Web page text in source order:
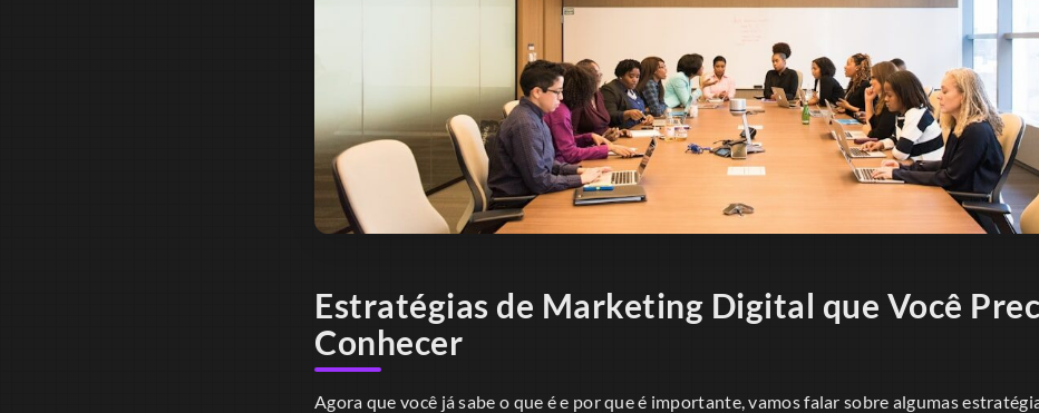
Estratégias de Marketing Digital que Você
Conhecer
Agora que você já sabe o que é e por que é importante, vamos falar sobre algumas